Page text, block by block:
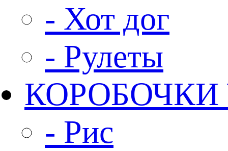
- Хот дог
- Рулеты
КОРОБОЧКИ
- Рис